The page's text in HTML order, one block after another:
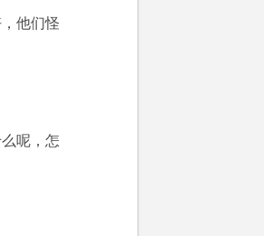
他们怪
呢，怎